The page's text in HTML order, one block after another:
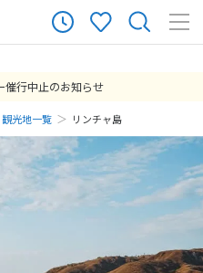
りません
ありません
催行中止のお知らせ
観光地一覧 リンチャ島